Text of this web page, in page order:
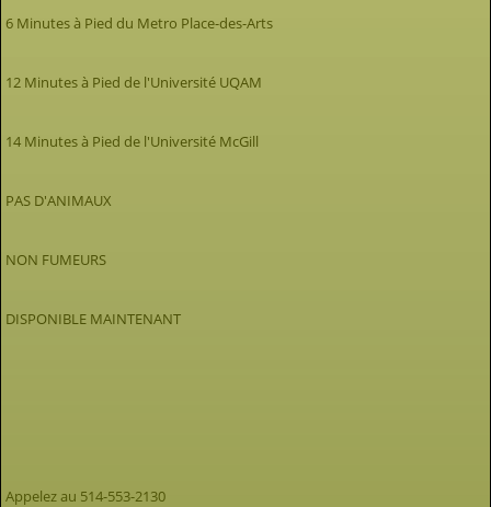
6 Minutes à Pied du Metro Place-des-Arts
12 Minutes à Pied de l'Université UQAM
14 Minutes à Pied de l'Université McGill
PAS D'ANIMAUX
NON FUMEURS
DISPONIBLE MAINTENANT
Appelez au 514-553-2130